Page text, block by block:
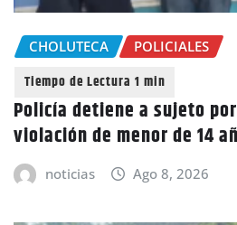
CHOLUTECA POLICIALES
Policía detiene a sujeto
violación de menor de 14
noticias Ago 8, 2026